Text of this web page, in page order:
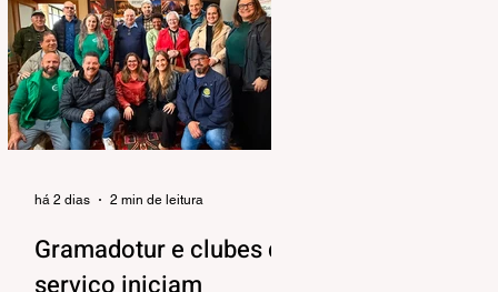
artesãos, a estrutura seguirá
montada para aproveitar a
movimentação da cidade durante a
Temporada de Inverno, que também
contará com programação musical
no local. O funcionamento da
Gramadotur e clubes de
há 2 dias 2 min de leitura